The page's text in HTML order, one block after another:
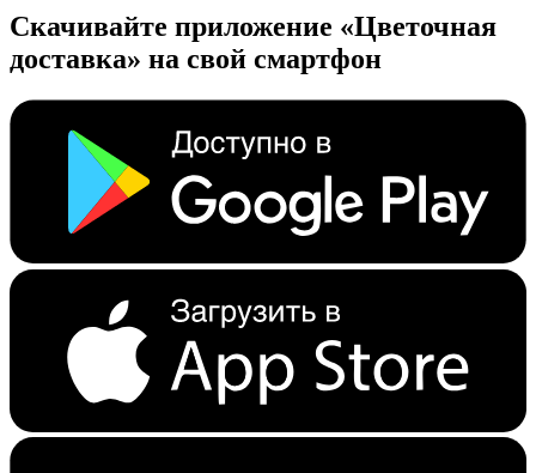
Скачивайте приложение «Цветочная
доставка» на свой смартфон